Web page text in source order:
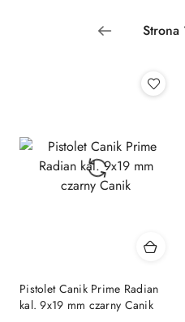
Pistolet Canik Prime Radian
kal. 9x19 mm czarny Canik